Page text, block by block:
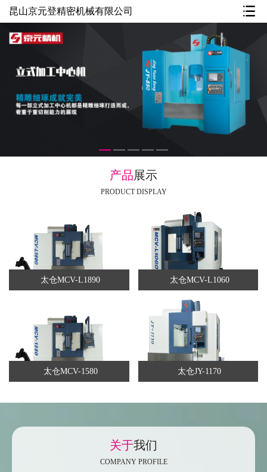
昆山京元登精密机械有限公司
产品展示
PRODUCT DISPLAY
太仓MCV-L1890 太仓MCV-L1060
太仓MCV-1580 太仓JY-1170
关于我们
COMPANY PROFILE